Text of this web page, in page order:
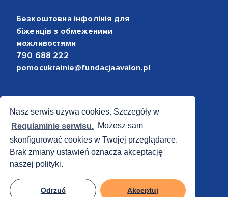
Nasz serwis używa cookies. Szczegóły w
Regulaminie serwisu. Możesz sam
skonfigurować cookies w Twojej przeglądarce.
Brak zmiany ustawień oznacza akceptację
naszej polityki.
Odrzuć Akceptuj
Безкоштовна інфолінія для
біженців з обмеженими
можливостями
790 688 222
pomocukrainie@fundacjaavalon.pl
Bezpieczne płatności
© 2012 - 2026 Fundacja Avalon